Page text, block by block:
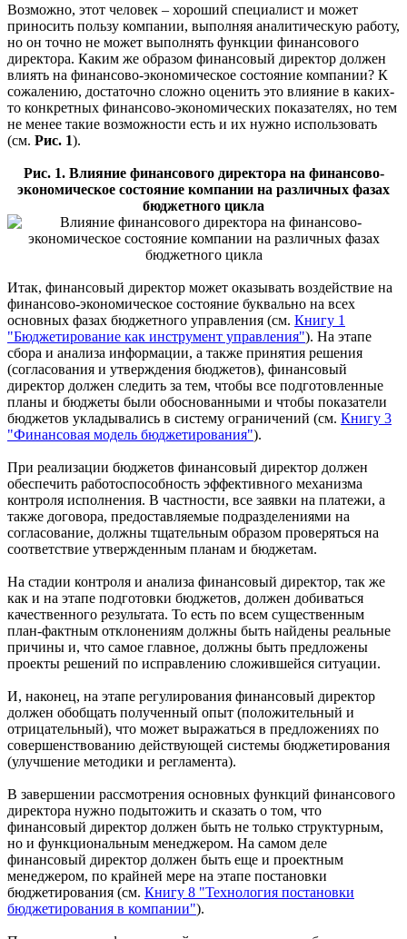
Возможно, этот человек – хороший специалист и может
приносить пользу компании, выполняя аналитическую работу,
но он точно не может выполнять функции финансового
директора. Каким же образом финансовый директор должен
влиять на финансово-экономическое состояние компании? К
сожалению, достаточно сложно оценить это влияние в каких-
то конкретных финансово-экономических показателях, но тем
не менее такие возможности есть и их нужно использовать
(см. Рис. 1).
Рис. 1. Влияние финансового директора на финансово-
экономическое состояние компании на различных фазах
бюджетного цикла
Итак, финансовый директор может оказывать воздействие на
финансово-экономическое состояние буквально на всех
основных фазах бюджетного управления (см. Книгу 1
"Бюджетирование как инструмент управления"). На этапе
сбора и анализа информации, а также принятия решения
(согласования и утверждения бюджетов), финансовый
директор должен следить за тем, чтобы все подготовленные
планы и бюджеты были обоснованными и чтобы показатели
бюджетов укладывались в систему ограничений (см. Книгу 3
"Финансовая модель бюджетирования").
При реализации бюджетов финансовый директор должен
обеспечить работоспособность эффективного механизма
контроля исполнения. В частности, все заявки на платежи, а
также договора, предоставляемые подразделениями на
согласование, должны тщательным образом проверяться на
соответствие утвержденным планам и бюджетам.
На стадии контроля и анализа финансовый директор, так же
как и на этапе подготовки бюджетов, должен добиваться
качественного результата. То есть по всем существенным
план-фактным отклонениям должны быть найдены реальные
причины и, что самое главное, должны быть предложены
проекты решений по исправлению сложившейся ситуации.
И, наконец, на этапе регулирования финансовый директор
должен обобщать полученный опыт (положительный и
отрицательный), что может выражаться в предложениях по
совершенствованию действующей системы бюджетирования
(улучшение методики и регламента).
В завершении рассмотрения основных функций финансового
директора нужно подытожить и сказать о том, что
финансовый директор должен быть не только структурным,
но и функциональным менеджером. На самом деле
финансовый директор должен быть еще и проектным
менеджером, по крайней мере на этапе постановки
бюджетирования (см. Книгу 8 "Технология постановки
бюджетирования в компании").